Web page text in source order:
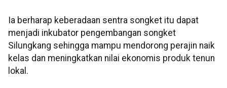
Ia berharap keberadaan sentra songket itu dapat
menjadi inkubator pengembangan songket
Silungkang sehingga mampu mendorong perajin naik
kelas dan meningkatkan nilai ekonomis produk tenun
lokal.